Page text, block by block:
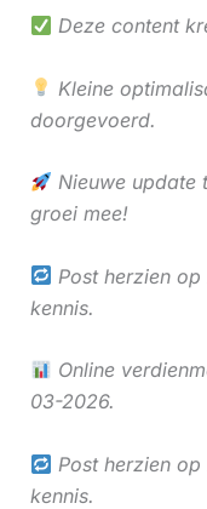
Deze content
Kleine
doorgevoerd.
Nieuwe update
groei mee!
Post herzien
kennis.
Online
03-2026.
Post herzien
kennis.